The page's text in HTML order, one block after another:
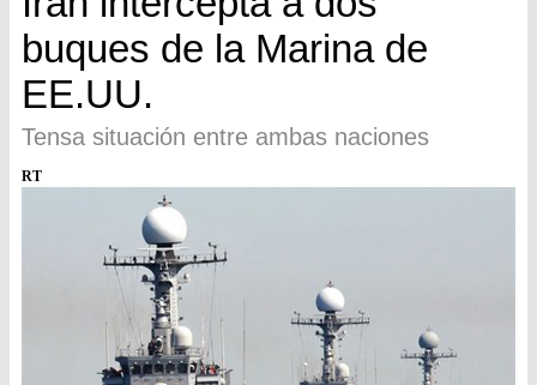
buques de la Marina de
EE.UU.
Tensa situación entre ambas naciones
RT